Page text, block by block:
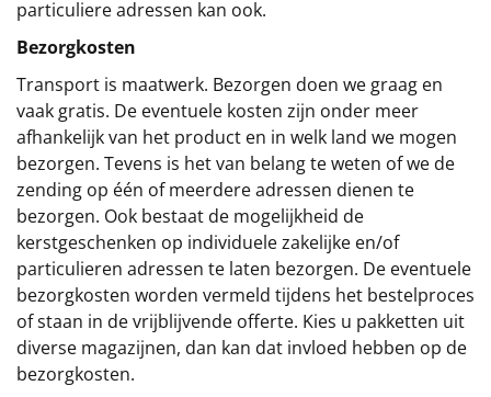
particuliere adressen kan ook.
Bezorgkosten
Transport is maatwerk. Bezorgen doen we graag en
vaak gratis. De eventuele kosten zijn onder meer
afhankelijk van het product en in welk land we mogen
bezorgen. Tevens is het van belang te weten of we de
zending op één of meerdere adressen dienen te
bezorgen. Ook bestaat de mogelijkheid de
kerstgeschenken op individuele zakelijke en/of
particulieren adressen te laten bezorgen. De eventuele
bezorgkosten worden vermeld tijdens het bestelproces
of staan in de vrijblijvende offerte. Kies u pakketten uit
diverse magazijnen, dan kan dat invloed hebben op de
bezorgkosten.